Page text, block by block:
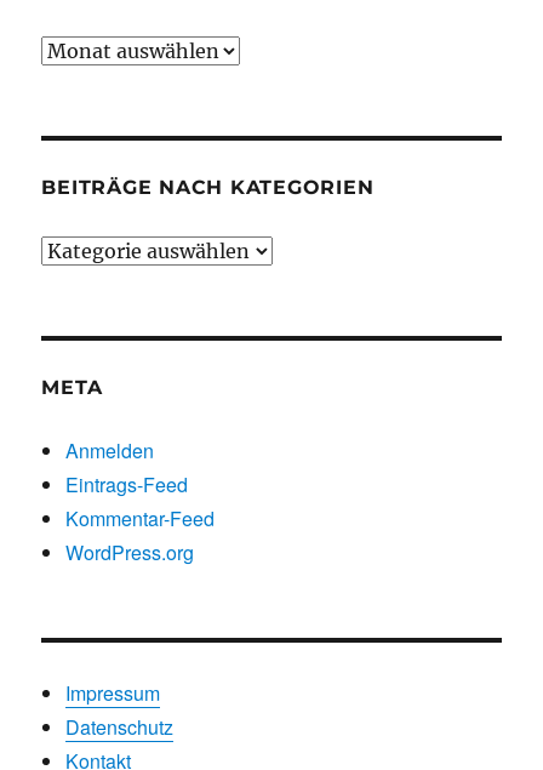
Beiträge
BEITRÄGE NACH KATEGORIEN
Beiträge
META
Anmelden
Eintrags-Feed
Kommentar-Feed
WordPress.org
Impressum
Datenschutz
Kontakt